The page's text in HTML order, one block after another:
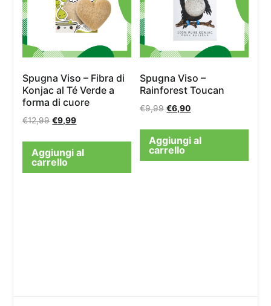
Spugna Viso – Fibra di
Konjac al Té Verde a
forma di cuore
€12,99 €9,99
Aggiungi al
carrello
Spugna Viso –
Rainforest Toucan
€9,99 €6,90
Aggiungi al
carrello